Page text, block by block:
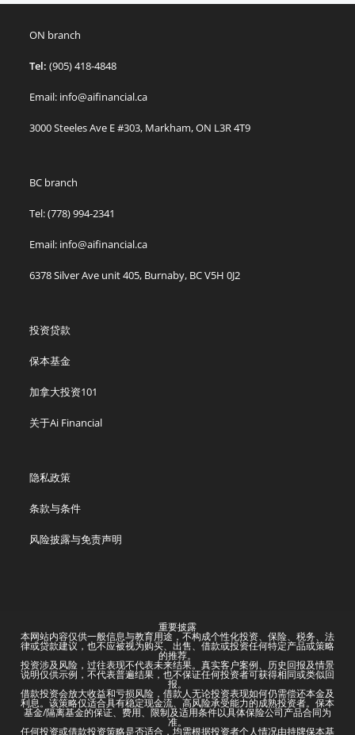
ON branch
Tel:(905) 418-4848
Email: info@aifinancial.ca
3000 Steeles Ave E #303, Markham, ON L3R 4T9
BC branch
Tel: (778) 994-2341
Email: info@aifinancial.ca
6378 Silver Ave unit 405, Burnaby, BC V5H 0J2
投资贷款
保本基金
加拿大投资101
关于Ai Financial
隐私政策
条款与条件
风险披露与免责声明
重要披露
本网站内容仅供一般信息与教育用途，不构成个性化投资、保险、税务、法
律或贷款建议，也不应被视为购买、出售、借款或投资任何特定产品或策略
的推荐。
投资涉及风险，过往表现不代表未来结果。真实客户案例、历史回报及情景
说明仅供示例，不代表普遍结果，也不保证任何投资者可获得相同或类似回
报。
借款投资会放大收益和亏损风险，借款人无论投资表现如何仍需偿还本金及
利息。该策略仅适合具有稳定现金流、高风险承受能力的成熟投资者。保本
基金/隔离基金的保证、费用、限制及适用条件以具体保险公司产品合同为
准。
任何投资或借款投资策略是否适合，均需根据投资者个人情况由持牌保本基